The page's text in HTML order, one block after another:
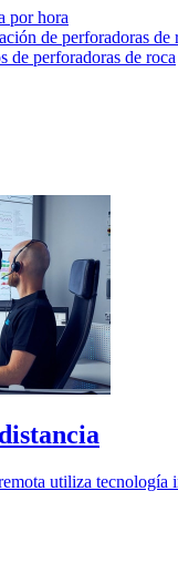
por hora
de perforadoras de
de perforadoras de roca
utiliza tecnología